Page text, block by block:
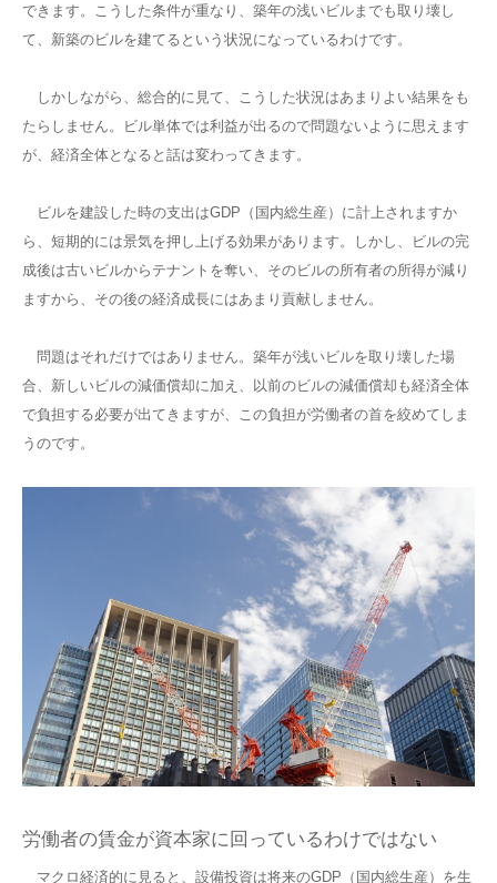
できます。こうした条件が重なり、築年の浅いビルまでも取り壊し
て、新築のビルを建てるという状況になっているわけです。
しかしながら、総合的に見て、こうした状況はあまりよい結果をも
たらしません。ビル単体では利益が出るので問題ないように思えます
が、経済全体となると話は変わってきます。
ビルを建設した時の支出はGDP（国内総生産）に計上されますか
ら、短期的には景気を押し上げる効果があります。しかし、ビルの完
成後は古いビルからテナントを奪い、そのビルの所有者の所得が減り
ますから、その後の経済成長にはあまり貢献しません。
問題はそれだけではありません。築年が浅いビルを取り壊した場
合、新しいビルの減価償却に加え、以前のビルの減価償却も経済全体
で負担する必要が出てきますが、この負担が労働者の首を絞めてしま
うのです。
労働者の賃金が資本家に回っているわけではない
マクロ経済的に見ると、設備投資は将来のGDP（国内総生産）を生